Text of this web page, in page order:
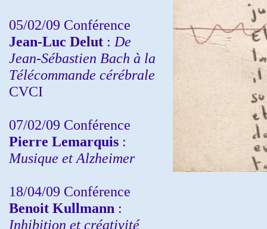
05/02/09 Conférence
Jean-Luc Delut : De
Jean-Sébastien Bach à la
Télécommande cérébrale
CVCI
07/02/09 Conférence
Pierre Lemarquis :
Musique et Alzheimer
18/04/09 Conférence
Benoit Kullmann :
Inhibition et créativité